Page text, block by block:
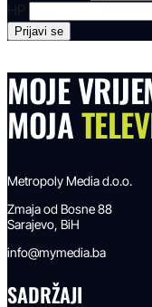
MOJE
MOJA
Metropoly Media d.o.o.
Zmaja od Bosne 88
Sarajevo, BiH
info@mymedia.ba
SADRŽAJI